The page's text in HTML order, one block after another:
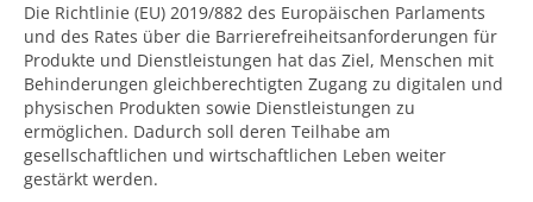
Die Richtlinie (EU) 2019/882 des Europäischen Parlaments
und des Rates über die Barrierefreiheitsanforderungen für
Produkte und Dienstleistungen hat das Ziel, Menschen mit
Behinderungen gleichberechtigten Zugang zu digitalen und
physischen Produkten sowie Dienstleistungen zu
ermöglichen. Dadurch soll deren Teilhabe am
gesellschaftlichen und wirtschaftlichen Leben weiter
gestärkt werden.